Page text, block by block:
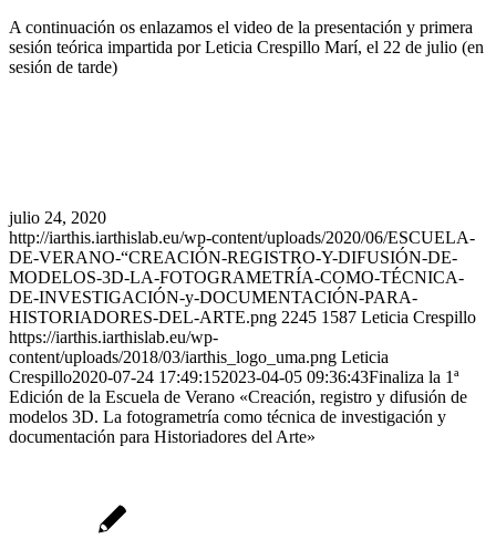
A continuación os enlazamos el video de la presentación y primera
sesión teórica impartida por Leticia Crespillo Marí, el 22 de julio (en
sesión de tarde)
julio 24, 2020
http://iarthis.iarthislab.eu/wp-content/uploads/2020/06/ESCUELA-
DE-VERANO-“CREACIÓN-REGISTRO-Y-DIFUSIÓN-DE-
MODELOS-3D-LA-FOTOGRAMETRÍA-COMO-TÉCNICA-
DE-INVESTIGACIÓN-y-DOCUMENTACIÓN-PARA-
HISTORIADORES-DEL-ARTE.png 2245 1587 Leticia Crespillo
https://iarthis.iarthislab.eu/wp-
content/uploads/2018/03/iarthis_logo_uma.png Leticia
Crespillo2020-07-24 17:49:152023-04-05 09:36:43Finaliza la 1ª
Edición de la Escuela de Verano «Creación, registro y difusión de
modelos 3D. La fotogrametría como técnica de investigación y
documentación para Historiadores del Arte»